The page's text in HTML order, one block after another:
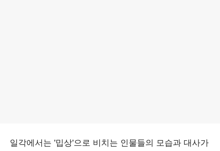
일각에서는 '밉상'으로 비치는 인물들의 모습과 대사가